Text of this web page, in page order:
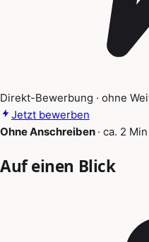
Direkt-Bewerbung · ohne
Jetzt bewerben
Ohne Anschreiben · ca. 2 Min
Auf einen Blick